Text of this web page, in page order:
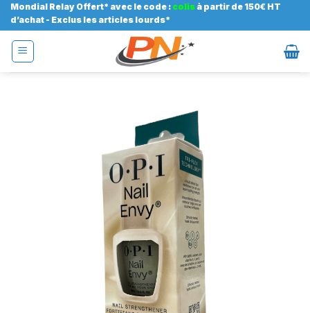
Passer
au
contenu
Mondial Relay Offert* avec le code : colis à partir de 150€ HT
d’achat - Exclus les articles lourds*